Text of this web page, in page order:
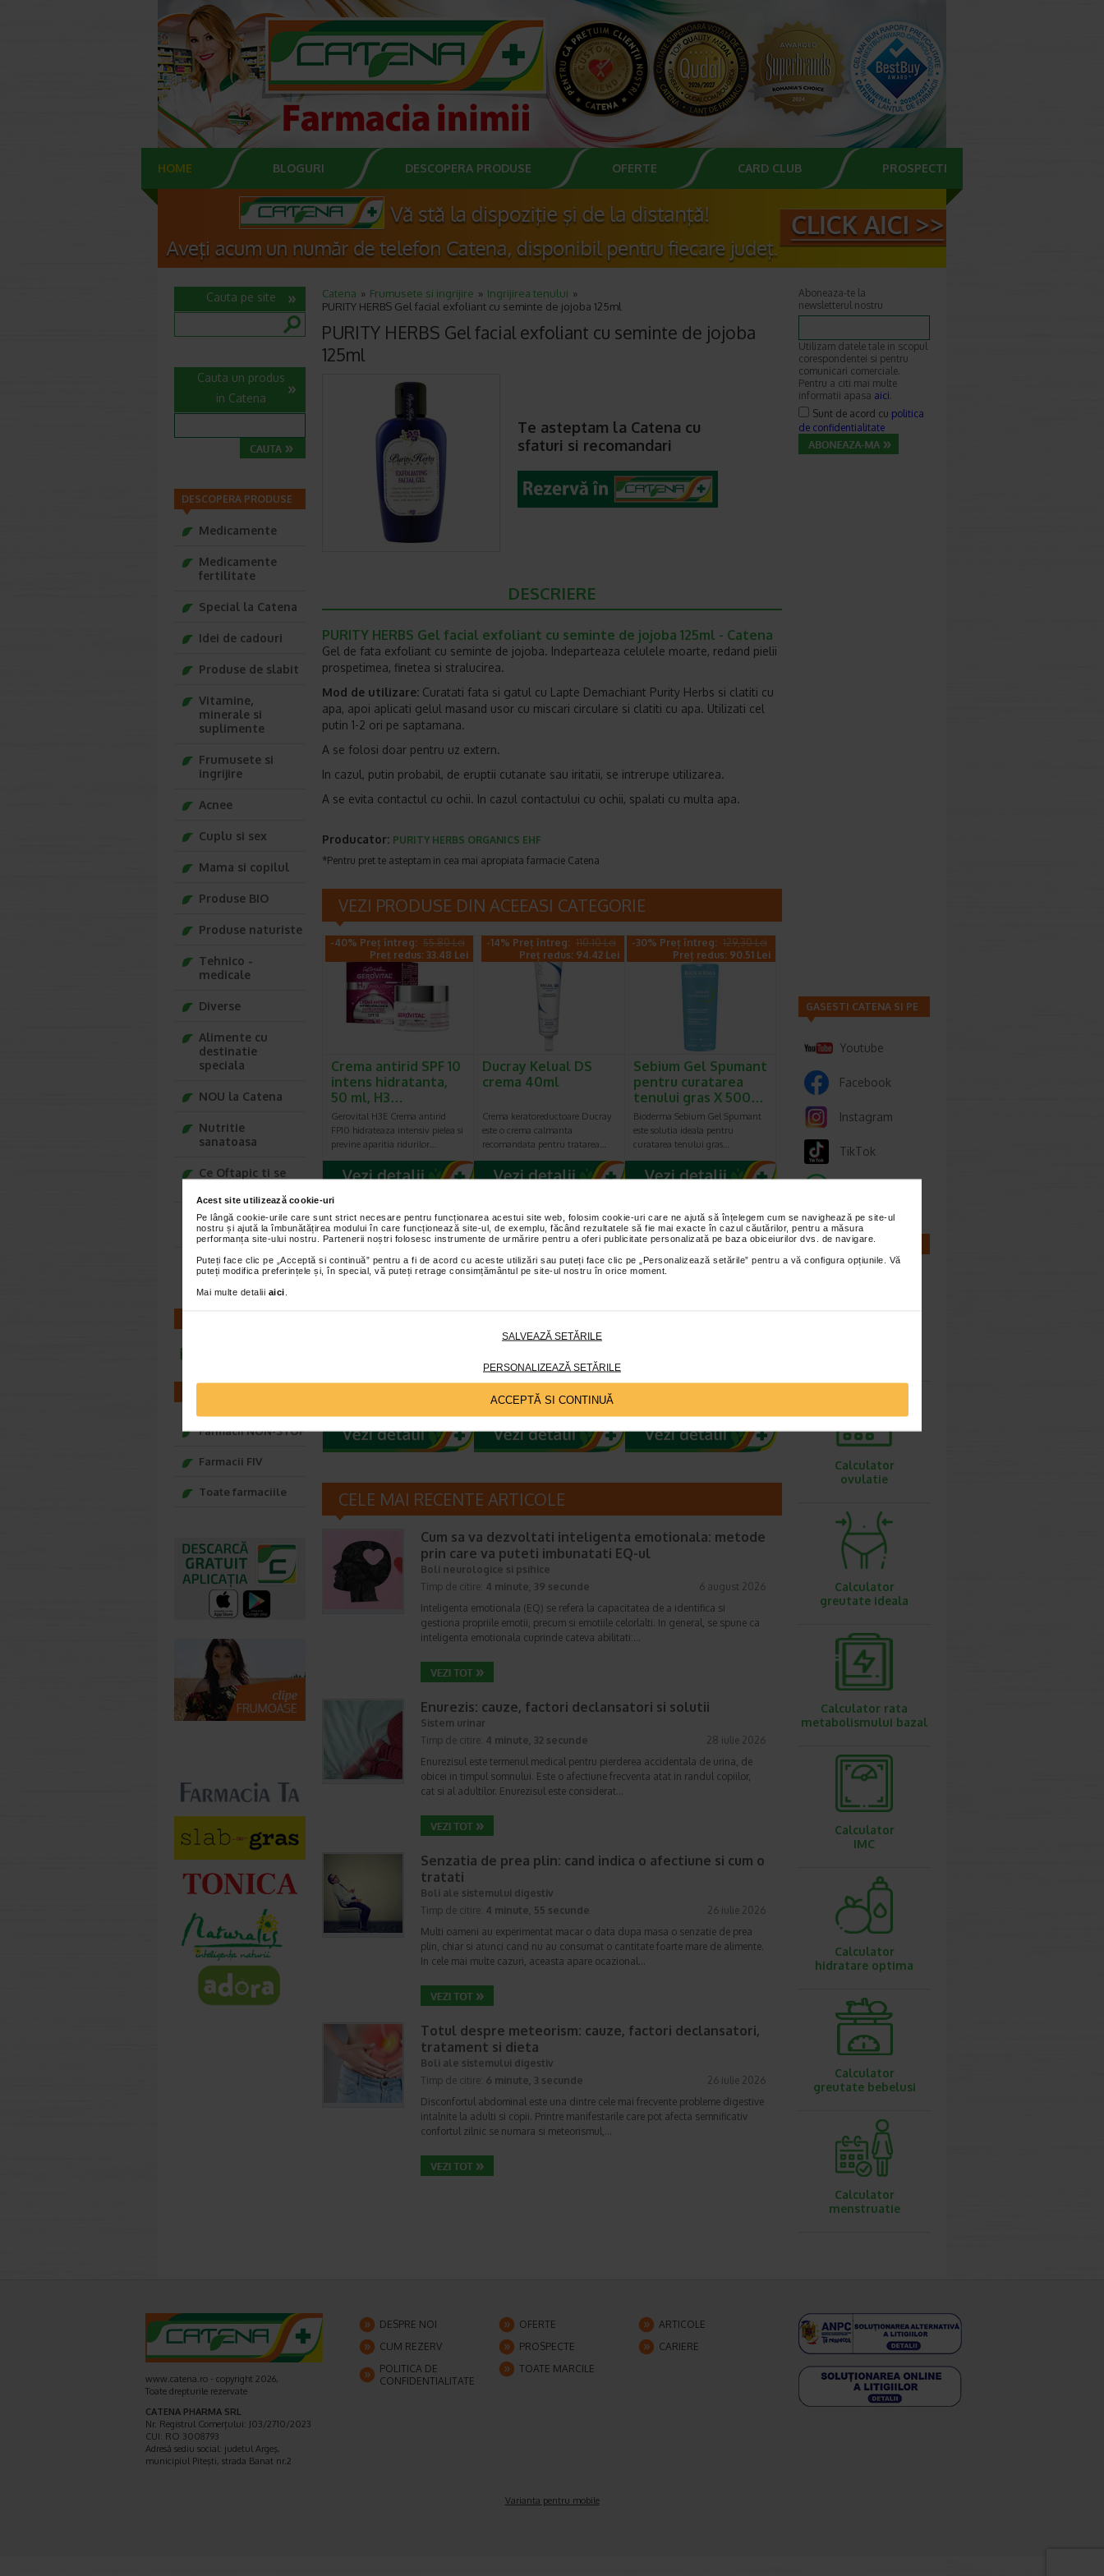
Acest site utilizează cookie-uri
Pe lângă cookie-urile care sunt strict necesare pentru funcționarea acestui site web, folosim cookie-uri care ne ajută să înțelegem cum se navighează pe site-ul
nostru și ajută la îmbunătățirea modului în care funcționează site-ul, de exemplu, făcând rezultatele să fie mai exacte în cazul căutărilor, pentru a măsura
performanța site-ului nostru. Partenerii noștri folosesc instrumente de urmărire pentru a oferi publicitate personalizată pe baza obiceiurilor dvs. de navigare.
Puteți face clic pe „Acceptă si continuă” pentru a fi de acord cu aceste utilizări sau puteți face clic pe „Personalizează setările” pentru a vă configura opțiunile. Vă
puteți modifica preferințele și, în special, vă puteți retrage consimțământul pe site-ul nostru în orice moment.
Mai multe detalii aici
SALVEAZĂ SETĂRILE
PERSONALIZEAZĂ SETĂRILE
ACCEPTĂ SI CONTINUĂ
HOME BLOGURI DESCOPERA PRODUSE OFERTE CARD CLUB PROSPECTE
Catena Frumusete si ingrijire
Ingrijirea tenului
PURITY HERBS Gel facial exfoliant cu seminte de jojoba 125ml
PURITY HERBS Gel facial exfoliant cu seminte de jojoba
125ml
Te asteptam la Catena cu
sfaturi si recomandari
DESCRIERE
PURITY HERBS Gel facial exfoliant cu seminte de jojoba 125ml - Catena
Gel de fata exfoliant cu seminte de jojoba. Indeparteaza celulele moarte, redand pielii
prospetimea, finetea si stralucirea.
Mod de utilizare: Curatati fata si gatul cu Lapte Demachiant Purity Herbs si clatiti cu
apa, apoi aplicati gelul masand usor cu miscari circulare si clatiti cu apa. Utilizati cel
putin 1-2 ori pe saptamana.
A se folosi doar pentru uz extern.
In cazul, putin probabil, de eruptii cutanate sau iritatii, se intrerupe utilizarea.
A se evita contactul cu ochii. In cazul contactului cu ochii, spalati cu multa apa.
Producator: PURITY HERBS ORGANICS EHF
*Pentru pret te asteptam in cea mai apropiata farmacie Catena
VEZI PRODUSE DIN ACEEASI CATEGORIE
-40% Preț întreg: 55.80 Lei
Preț redus: 33.48 Lei
Crema antirid SPF 10
intens hidratanta,
50 ml, H3…
Gerovital H3E Crema antirid
FP10 hidrateaza intensiv pielea si
previne aparitia ridurilor…
-14% Preț întreg: 110.10 Lei
Preț redus: 94.42 Lei
Ducray Kelual DS
crema 40ml
Crema keratoreductoare Ducray
este o crema calmanta
recomandata pentru tratarea…
-30% Preț întreg: 129,30 Lei
Preț redus: 90.51 Lei
Sebium Gel Spumant
pentru curatarea
tenului gras X 500…
Bioderma Sebium Gel Spumant
este solutia ideala pentru
curatarea tenului gras…
-20% Preț întreg:
Preț redus: 86.64 Lei
Preț redus: 46.74 Lei
Evolution fiole cu
Fiolele cu acid hialuronic
Farmec SA au efecte intens…
Preț redus: 46.92 Lei
CELE MAI RECENTE ARTICOLE
Cum sa va dezvoltati inteligenta emotionala: metode
prin care va puteti imbunatati EQ-ul
Boli neurologice si psihice
Timp de citire: 4 minute, 39 secunde
6 august 2026
Inteligenta emotionala (EQ) se refera la capacitatea de a identifica si
gestiona propriile emotii, precum si emotiile celorlalti. In general, se spune ca
inteligenta emotionala cuprinde cateva abilitati:…
Enurezis: cauze, factori declansatori si solutii
Sistem urinar
Timp de citire: 4 minute, 32 secunde
28 iulie 2026
Enurezisul este termenul medical pentru pierderea accidentala de urina, de
obicei in timpul somnului. Este o afectiune frecventa atat in randul copiilor,
cat si al adultilor. Enurezisul este considerat…
Senzatia de prea plin: cand indica o afectiune si cum o
tratati
Boli ale sistemului digestiv
Timp de citire: 4 minute, 55 secunde
26 iulie 2026
Multi oameni au experimentat macar o data dupa masa o senzatie de prea
plin, chiar si atunci cand nu au consumat o cantitate foarte mare de alimente.
In cele mai multe cazuri, aceasta apare ocazional…
Totul despre meteorism: cauze, factori declansatori,
tratament si dieta
Boli ale sistemului digestiv
Timp de citire: 6 minute, 3 secunde
26 iulie 2026
Disconfortul abdominal este una dintre cele mai frecvente probleme digestive
intalnite la adulti si copii. Printre manifestarile care pot afecta semnificativ
confortul zilnic se numara si meteorismul,…
Cauta pe site
Cauta un produs
in Catena
DESCOPERA PRODUSE
Medicamente
Medicamente
fertilitate
Special la Catena
Idei de cadouri
Produse de slabit
Vitamine,
minerale si
suplimente
Frumusete si
ingrijire
Acnee
Cuplu si sex
Mama si copilul
Produse BIO
Produse naturiste
Tehnico -
medicale
Diverse
Alimente cu
destinatie
speciala
NOU la Catena
Nutritie
sanatoasa
Ce Oftapic ti se
Adora – Adorabili
din prima clipa
Seturi cadou
Baylis&Harding
Farmacii NON-STOP
Farmacii FIV
Toate farmaciile
Aboneaza-te la
newsletterul nostru
Utilizam datele tale in scopul
corespondentei si pentru
comunicari comerciale.
Pentru a citi mai multe
informatii apasa aici.
Sunt de acord cu politica
de confidentialitate
GASESTI CATENA SI PE
Youtube
Facebook
Instagram
TikTok
CALCULATOARE
Calculator
ovulatie
Calculator
greutate ideala
Calculator rata
metabolismului bazal
Calculator
IMC
Calculator
hidratare optima
Calculator
greutate bebelusi
Calculator
menstruatie
www.catena.ro - copyright 2026,
Toate drepturile rezervate
CATENA PHARMA SRL
Nr. Registrul Comerţului: J03/2710/2023
CUI: RO 3008793
Adresă sediu social: judetul Argeş,
municipiul Piteşti, strada Banat nr.2
DESPRE NOI OFERTE
ARTICOLE
CUM REZERV
PROSPECTE
CARIERE
POLITICA DE
CONFIDENTIALITATE
TOATE MARCILE
Varianta pentru mobile